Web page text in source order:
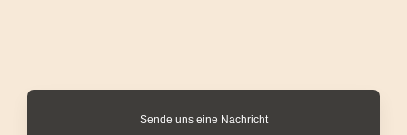
Sende uns eine Nachricht